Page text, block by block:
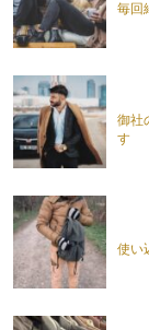
毎回
御社
す
使い